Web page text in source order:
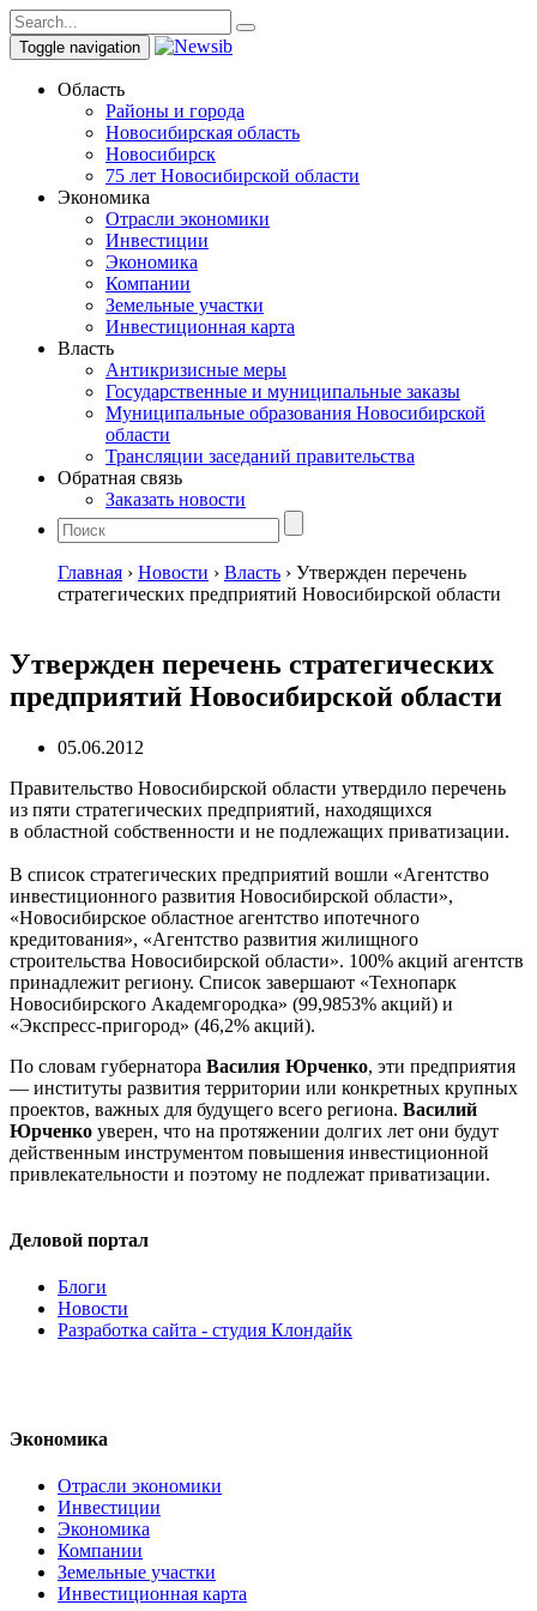
Toggle navigation
Область
Районы и города
Новосибирская область
Новосибирск
75 лет Новосибирской области
Экономика
Отрасли экономики
Инвестиции
Экономика
Компании
Земельные участки
Инвестиционная карта
Власть
Антикризисные меры
Государственные и муниципальные заказы
Муниципальные образования Новосибирской
области
Трансляции заседаний правительства
Обратная связь
Заказать новости
Главная › Новости › Власть › Утвержден перечень
стратегических предприятий Новосибирской области
Утвержден перечень стратегических
предприятий Новосибирской области
05.06.2012
Правительство Новосибирской области утвердило перечень
из пяти стратегических предприятий, находящихся
в областной собственности и не подлежащих приватизации.
В список стратегических предприятий вошли «Агентство
инвестиционного развития Новосибирской области»,
«Новосибирское областное агентство ипотечного
кредитования», «Агентство развития жилищного
строительства Новосибирской области». 100% акций агентств
принадлежит региону. Список завершают «Технопарк
Новосибирского Академгородка» (99,9853% акций) и
«Экспресс-пригород» (46,2% акций).
По словам губернатора Василия Юрченко, эти предприятия
— институты развития территории или конкретных крупных
проектов, важных для будущего всего региона. Василий
Юрченко уверен, что на протяжении долгих лет они будут
действенным инструментом повышения инвестиционной
привлекательности и поэтому не подлежат приватизации.
Деловой портал
Блоги
Новости
Разработка сайта - студия Клондайк
Экономика
Отрасли экономики
Инвестиции
Экономика
Компании
Земельные участки
Инвестиционная карта